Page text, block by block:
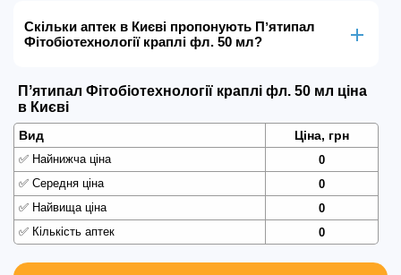
Скільки аптек в Києві пропонують Пʼятипал
Фітобіотехнології краплі фл. 50 мл?
Пʼятипал Фітобіотехнології краплі фл. 50 мл ціна
в Києві
Вид Ціна, грн
✅ Найнижча ціна
0
✅ Середня ціна
0
✅ Найвища ціна
0
✅ Кількість аптек 0